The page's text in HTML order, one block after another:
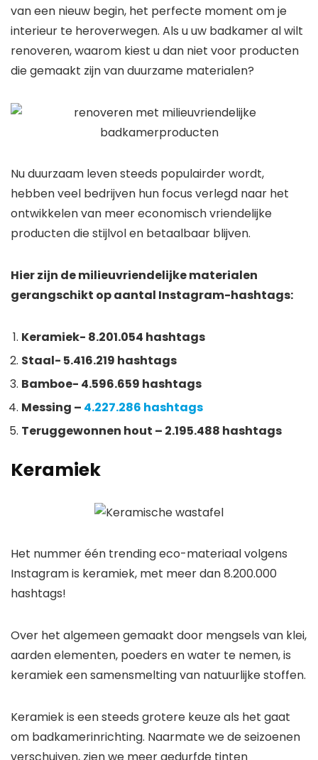
van een nieuw begin, het perfecte moment om je
interieur te heroverwegen. Als u uw badkamer al wilt
renoveren, waarom kiest u dan niet voor producten
die gemaakt zijn van duurzame materialen?
Nu duurzaam leven steeds populairder wordt,
hebben veel bedrijven hun focus verlegd naar het
ontwikkelen van meer economisch vriendelijke
producten die stijlvol en betaalbaar blijven.
Hier zijn de milieuvriendelijke materialen
gerangschikt op aantal Instagram-hashtags:
Keramiek- 8.201.054 hashtags
Staal- 5.416.219 hashtags
Bamboe- 4.596.659 hashtags
Messing – 4.227.286 hashtags
Teruggewonnen hout – 2.195.488 hashtags
Keramiek
Het nummer één trending eco-materiaal volgens
Instagram is keramiek, met meer dan 8.200.000
hashtags!
Over het algemeen gemaakt door mengsels van klei,
aarden elementen, poeders en water te nemen, is
keramiek een samensmelting van natuurlijke stoffen.
Keramiek is een steeds grotere keuze als het gaat
om badkamerinrichting. Naarmate we de seizoenen
verschuiven, zien we meer gedurfde tinten